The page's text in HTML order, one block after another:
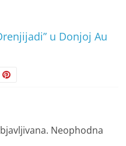
u Donjoj Au
Neophodna